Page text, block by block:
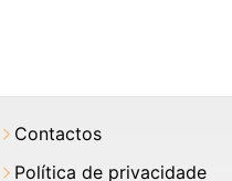
Contactos
Política de privacidade